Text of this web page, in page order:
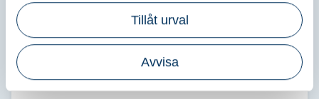
Tillåt urval
Avvisa
Årsredovisning